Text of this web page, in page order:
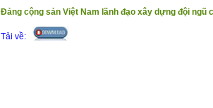
Đảng cộng sản Việt Nam lãnh đạo xây dựng đội ngũ
Tải về: